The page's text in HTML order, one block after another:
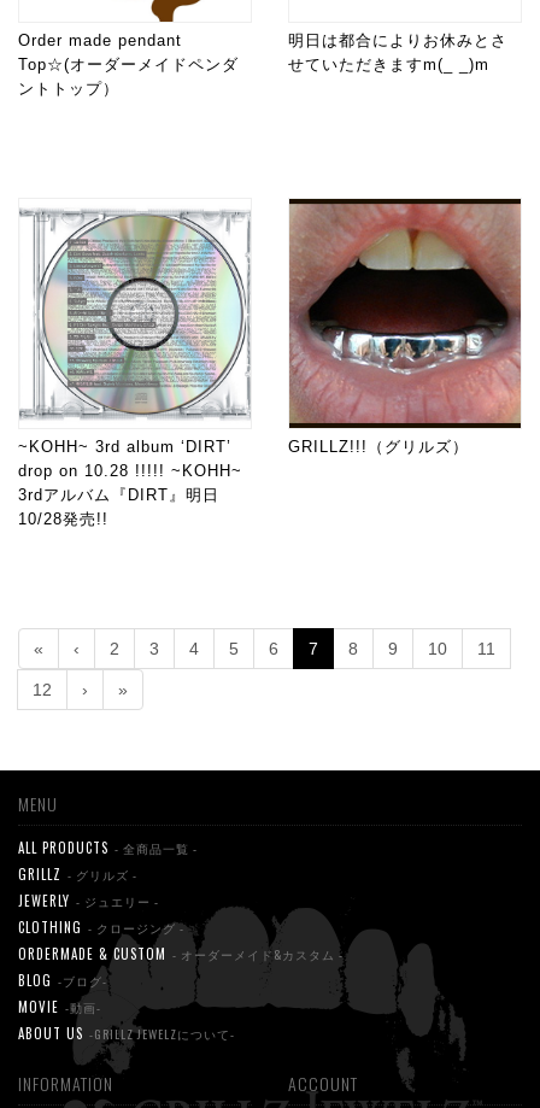
Order made pendant
Top☆(オーダーメイドペンダ
ントトップ）
明日は都合によりお休みとさ
せていただきますm(_ _)m
~KOHH~ 3rd album ‘DIRT’
drop on 10.28 !!!!! ~KOHH~
3rdアルバム『DIRT』明日
10/28発売!!
GRILLZ!!!（グリルズ）
« ‹ 2 3 4 5 6 7 8 9 10 11
12 › »
MENU
ALL PRODUCTS - 全商品一覧 -
GRILLZ - グリルズ -
JEWERLY - ジュエリー -
CLOTHING - クロージング -
ORDERMADE & CUSTOM - オーダーメイド&カスタム -
BLOG -ブログ-
MOVIE -動画-
ABOUT US -GRILLZ JEWELZについて-
INFORMATION ACCOUNT